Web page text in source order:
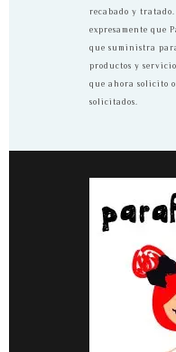
recabado y
expresamente que
que suministra
productos y
que ahora solicito
solicitados.